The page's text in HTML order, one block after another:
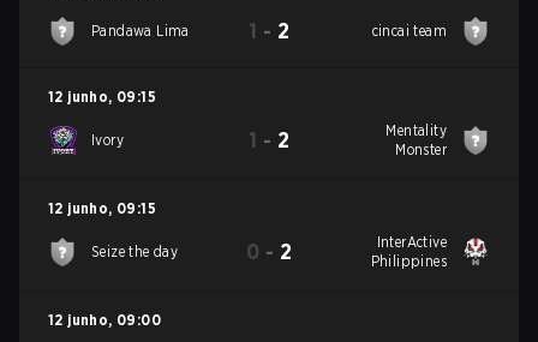
Pandawa Lima 1 - 2 cincai team
12 junho, 09:15
Ivory 1 - 2
Mentality
Monster
12 junho, 09:15
Seize the day 0 - 2
InterActive
Philippines
12 junho, 09:00